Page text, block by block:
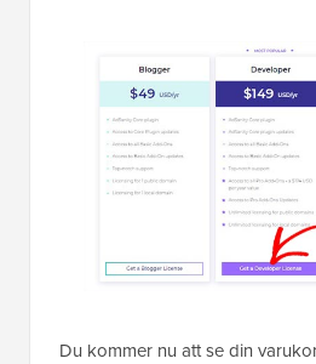
Du kommer nu att se din